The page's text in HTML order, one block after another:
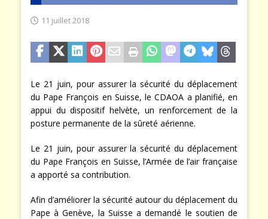
11 juillet 2018
Le 21 juin, pour assurer la sécurité du déplacement
du Pape François en Suisse, le CDAOA a planifié, en
appui du dispositif helvète, un renforcement de la
posture permanente de la sûreté aérienne.
Le 21 juin, pour assurer la sécurité du déplacement
du Pape François en Suisse, l’Armée de l’air française
a apporté sa contribution.
Afin d’améliorer la sécurité autour du déplacement du
Pape à Genève, la Suisse a demandé le soutien de